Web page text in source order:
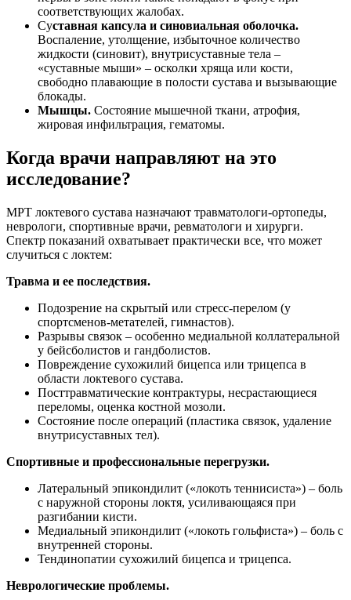
соответствующих жалобах.
Суставная капсула и синовиальная оболочка.
Воспаление, утолщение, избыточное количество
жидкости (синовит), внутрисуставные тела –
«суставные мыши» – осколки хряща или кости,
свободно плавающие в полости сустава и вызывающие
блокады.
Мышцы. Состояние мышечной ткани, атрофия,
жировая инфильтрация, гематомы.
Когда врачи направляют на это
исследование?
МРТ локтевого сустава назначают травматологи-ортопеды,
неврологи, спортивные врачи, ревматологи и хирурги.
Спектр показаний охватывает практически все, что может
случиться с локтем:
Травма и ее последствия.
Подозрение на скрытый или стресс-перелом (у
спортсменов-метателей, гимнастов).
Разрывы связок – особенно медиальной коллатеральной
у бейсболистов и гандболистов.
Повреждение сухожилий бицепса или трицепса в
области локтевого сустава.
Посттравматические контрактуры, несрастающиеся
переломы, оценка костной мозоли.
Состояние после операций (пластика связок, удаление
внутрисуставных тел).
Спортивные и профессиональные перегрузки.
Латеральный эпикондилит («локоть теннисиста») – боль
с наружной стороны локтя, усиливающаяся при
разгибании кисти.
Медиальный эпикондилит («локоть гольфиста») – боль с
внутренней стороны.
Тендинопатии сухожилий бицепса и трицепса.
Неврологические проблемы.